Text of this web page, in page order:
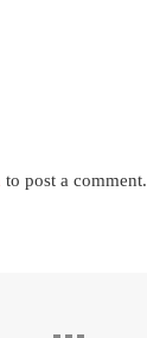
to post a comment.